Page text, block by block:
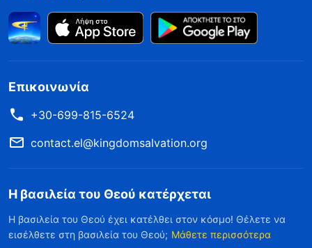
Επικοινωνία
+30-699-815-6524
contact.el@kingdomsalvation.org
Η βασιλεία του Θεού κατέρχεται
Η βασιλεία του Θεού έχει κατέλθει στον κόσμο! Θέλετε να
εισέλθετε στη βασιλεία του Θεού; Μάθετε περισσότερα